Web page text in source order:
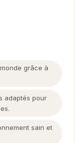
grâce à
adaptés pour
sain et